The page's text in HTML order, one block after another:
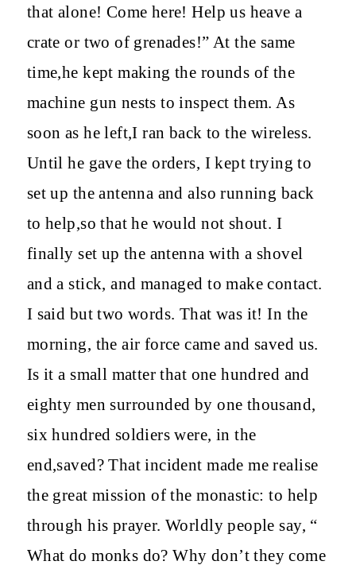
that alone! Come here! Help us heave a
crate or two of grenades!” At the same
time,he kept making the rounds of the
machine gun nests to inspect them. As
soon as he left,I ran back to the wireless.
Until he gave the orders, I kept trying to
set up the antenna and also running back
to help,so that he would not shout. I
finally set up the antenna with a shovel
and a stick, and managed to make contact.
I said but two words. That was it! In the
morning, the air force came and saved us.
Is it a small matter that one hundred and
eighty men surrounded by one thousand,
six hundred soldiers were, in the
end,saved? That incident made me realise
the great mission of the monastic: to help
through his prayer. Worldly people say, “
What do monks do? Why don’t they come